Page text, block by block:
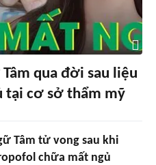
qua đời sau liệu
tại cơ sở thẩm mỹ
Tâm tử vong sau khi
chữa mất ngủ